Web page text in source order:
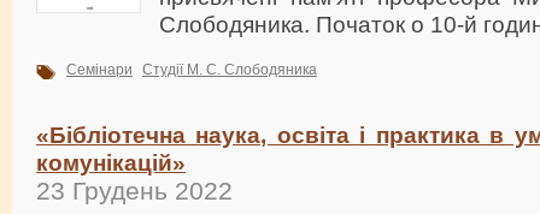
Слободяника. Початок о 10-й
Семінари Студії М. С. Слободяника
«Бібліотечна наука, освіта і практика в
комунікацій»
23 Грудень 2022